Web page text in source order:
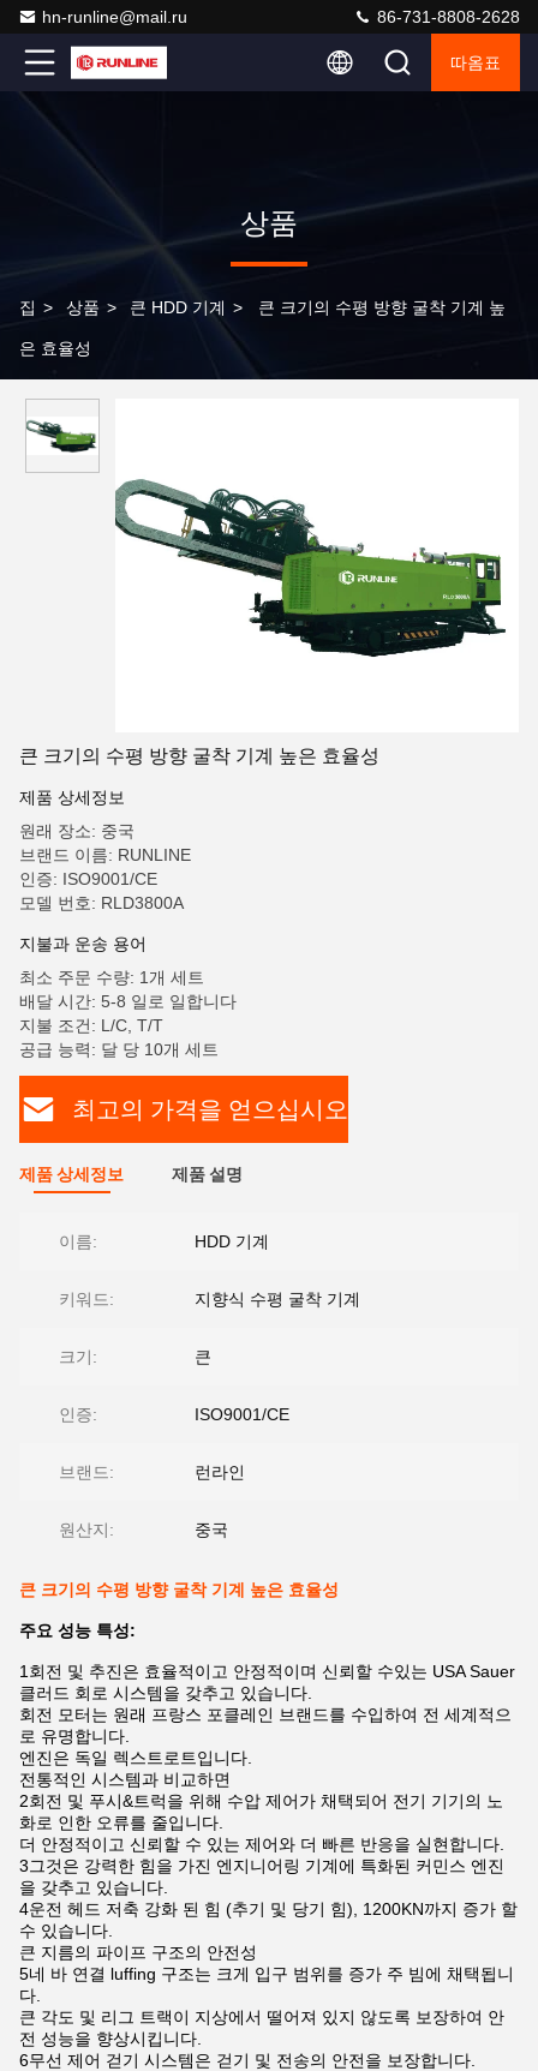
hn-runline@mail.ru 86-731-8808-2628
따옴표
상품
집 > 상품 > 큰 HDD 기계 > 큰 크기의 수평 방향 굴착 기계 높
은 효율성
큰 크기의 수평 방향 굴착 기계 높은 효율성
제품 상세정보
원래 장소: 중국
브랜드 이름: RUNLINE
인증: ISO9001/CE
모델 번호: RLD3800A
지불과 운송 용어
최소 주문 수량: 1개 세트
배달 시간: 5-8 일로 일합니다
지불 조건: L/C, T/T
공급 능력: 달 당 10개 세트
최고의 가격을 얻으십시오
제품 상세정보 제품 설명
이름: HDD 기계
키워드: 지향식 수평 굴착 기계
크기: 큰
인증: ISO9001/CE
브랜드: 런라인
원산지: 중국
큰 크기의 수평 방향 굴착 기계 높은 효율성
주요 성능 특성:
1회전 및 추진은 효율적이고 안정적이며 신뢰할 수있는 USA Sauer
클러드 회로 시스템을 갖추고 있습니다.
회전 모터는 원래 프랑스 포클레인 브랜드를 수입하여 전 세계적으
로 유명합니다.
엔진은 독일 렉스트로트입니다.
전통적인 시스템과 비교하면
2회전 및 푸시&트럭을 위해 수압 제어가 채택되어 전기 기기의 노
화로 인한 오류를 줄입니다.
더 안정적이고 신뢰할 수 있는 제어와 더 빠른 반응을 실현합니다.
3그것은 강력한 힘을 가진 엔지니어링 기계에 특화된 커민스 엔진
을 갖추고 있습니다.
4운전 헤드 저축 강화 된 힘 (추기 및 당기 힘), 1200KN까지 증가 할
수 있습니다.
큰 지름의 파이프 구조의 안전성
5네 바 연결 luffing 구조는 크게 입구 범위를 증가 주 빔에 채택됩니
다.
큰 각도 및 리그 트랙이 지상에서 떨어져 있지 않도록 보장하여 안
전 성능을 향상시킵니다.
6무선 제어 걷기 시스템은 걷기 및 전송의 안전을 보장합니다.